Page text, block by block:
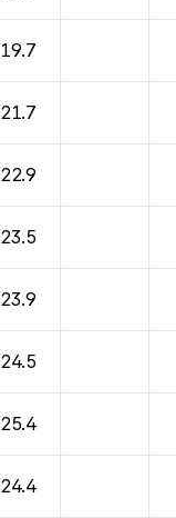
19.7
21.7
22.9
23.5
23.9
24.5
25.4
24.4